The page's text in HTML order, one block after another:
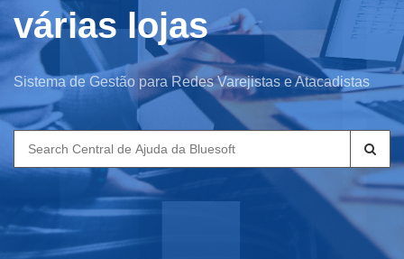
várias lojas
Sistema de Gestão para Redes Varejistas e Atacadistas
Search
for: